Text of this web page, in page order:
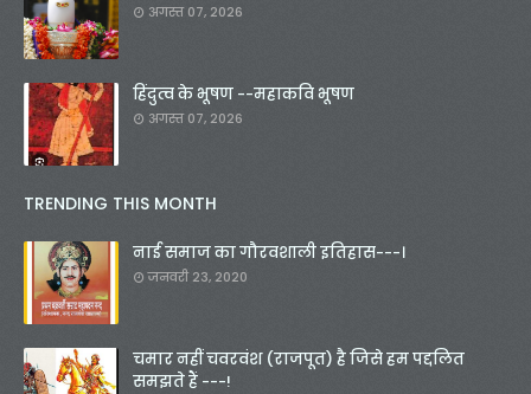
अगस्त 07, 2026
हिंदुत्व के भूषण --महाकवि भूषण
अगस्त 07, 2026
TRENDING THIS MONTH
नाई समाज का गौरवशाली इतिहास---।
जनवरी 23, 2020
चमार नहीं चवरवंश (राजपूत) है जिसे हम पद्दलित
समझते हैं ---!